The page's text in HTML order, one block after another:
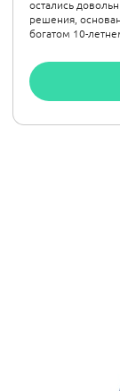
остались
решения,
богатом 10-